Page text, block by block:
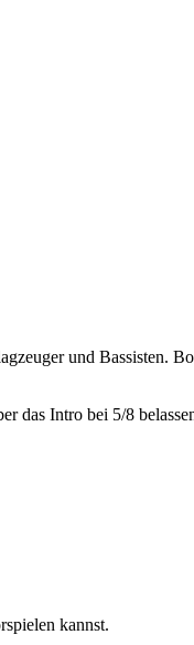
und Bassisten.
das Intro bei 5/8
kannst.